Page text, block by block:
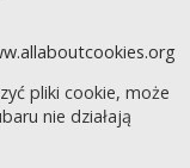
pliki cookie, może
nie działają